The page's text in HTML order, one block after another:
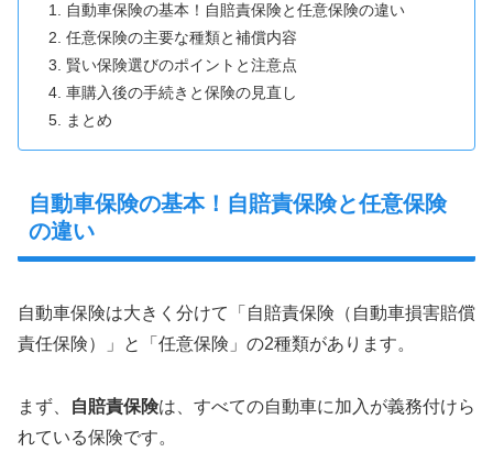
自動車保険の基本！自賠責保険と任意保険の違い
任意保険の主要な種類と補償内容
賢い保険選びのポイントと注意点
車購入後の手続きと保険の見直し
まとめ
自動車保険の基本！自賠責保険と任意保険
の違い
自動車保険は大きく分けて「自賠責保険（自動車損害賠償
責任保険）」と「任意保険」の2種類があります。
まず、 自賠責保険は、すべての自動車に加入が義務付けら
れている保険です。